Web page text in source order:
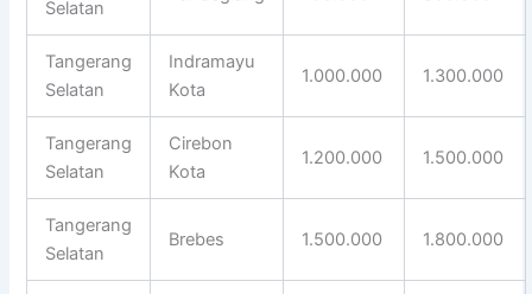
Selatan
Tangerang
Selatan
Indramayu
Kota
1.000.000 1.300.000
Tangerang
Selatan
Cirebon
Kota
1.200.000 1.500.000
Tangerang
Selatan
Brebes 1.500.000 1.800.000